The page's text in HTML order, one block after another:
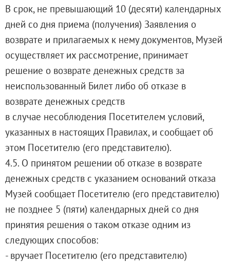
В срок, не превышающий 10 (десяти) календарных
дней со дня приема (получения) Заявления о
возврате и прилагаемых к нему документов, Музей
осуществляет их рассмотрение, принимает
решение о возврате денежных средств за
неиспользованный Билет либо об отказе в
возврате денежных средств
в случае несоблюдения Посетителем условий,
указанных в настоящих Правилах, и сообщает об
этом Посетителю (его представителю).
4.5. О принятом решении об отказе в возврате
денежных средств с указанием оснований отказа
Музей сообщает Посетителю (его представителю)
не позднее 5 (пяти) календарных дней со дня
принятия решения о таком отказе одним из
следующих способов:
- вручает Посетителю (его представителю)